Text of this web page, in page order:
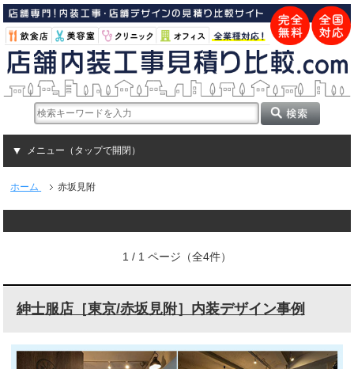
メニュー（タップで開閉）
ホーム 赤坂見附
1 / 1 ページ（全4件）
紳士服店［東京/赤坂見附］内装デザイン事例